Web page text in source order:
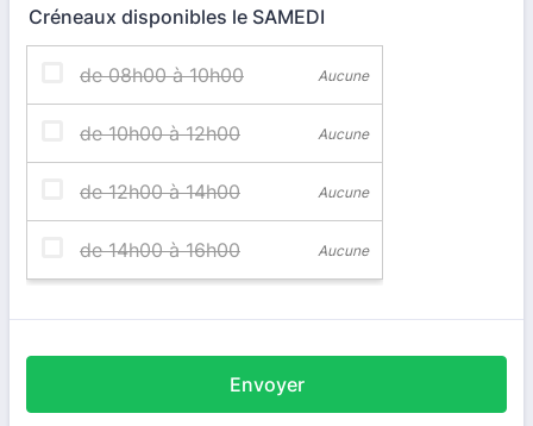
Créneaux disponibles le SAMEDI
Envoyer